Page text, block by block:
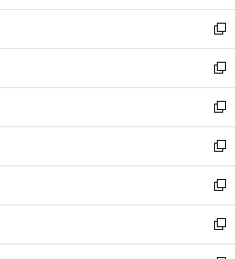
開
く
ウ
で
開
く
ン
ド
ウ
で
開
く
新
し
い
ウ
ィ
ン
ド
ウ
で
開
く
新
し
い
ウ
ィ
ン
ド
ウ
で
開
新
し
い
ウ
ィ
ン
ド
ウ
新
し
い
ウ
ィ
ン
新
し
い
ウ
新
し